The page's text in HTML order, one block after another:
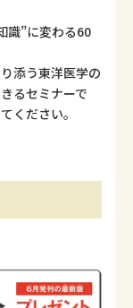
識”に変わる60
添う東洋医学の
るセミナーで
ください。